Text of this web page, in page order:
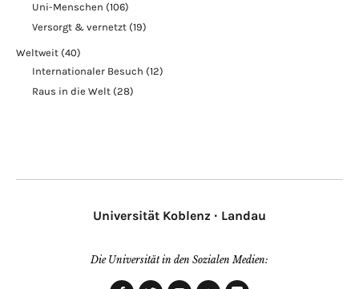
Uni-Menschen (106)
Versorgt & vernetzt (19)
Weltweit (40)
Internationaler Besuch (12)
Raus in die Welt (28)
Universität Koblenz · Landau
Die Universität in den Sozialen Medien: